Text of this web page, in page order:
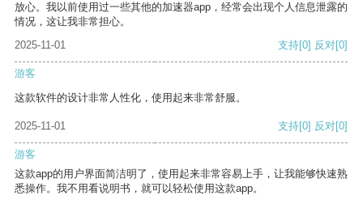
放心。我以前使用过一些其他的加速器app，经常会出现个人信息泄露的
情况，这让我非常担心。
2025-11-01
支持[0] 反对[0]
游客
这款软件的设计非常人性化，使用起来非常舒服。
2025-11-01 支持[0] 反对[0]
游客
这款app的用户界面简洁明了，使用起来非常容易上手，让我能够快速熟
悉操作。我不用看说明书，就可以轻松使用这款app。